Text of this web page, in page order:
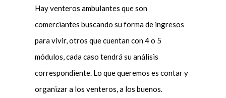
Hay venteros ambulantes que son
comerciantes buscando su forma de ingresos
para vivir, otros que cuentan con 4 o 5
módulos, cada caso tendrá su análisis
correspondiente. Lo que queremos es contar y
organizar a los venteros, a los buenos.